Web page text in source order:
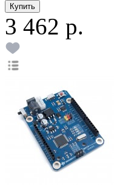
3 462 р.